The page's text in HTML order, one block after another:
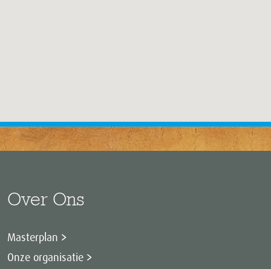
Over Ons
Masterplan
Onze organisatie